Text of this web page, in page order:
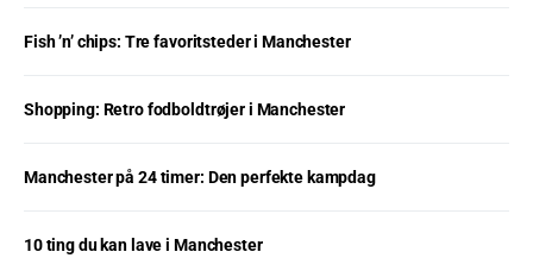
Fish ’n’ chips: Tre favoritsteder i Manchester
Shopping: Retro fodboldtrøjer i Manchester
Manchester på 24 timer: Den perfekte kampdag
10 ting du kan lave i Manchester